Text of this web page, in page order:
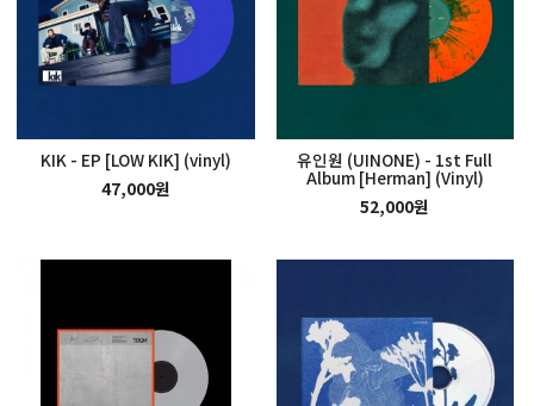
KIK - EP [LOW KIK] (vinyl)
47,000원
유인원 (UINONE) - 1st Full
Album [Herman] (Vinyl)
52,000원